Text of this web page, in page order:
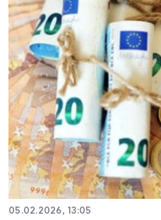
05.02.2026, 13:05